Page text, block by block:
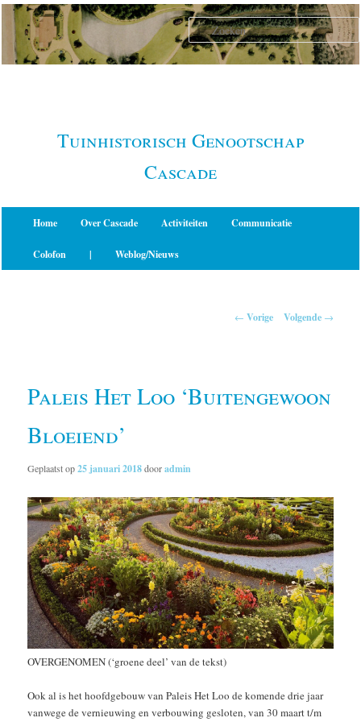
Spring
naar
primaire
Tuinhistorisch Genootschap
Cascade
Home Over Cascade Activiteiten Communicatie
Colofon | Weblog/Nieuws
← Vorige Volgende →
Paleis Het Loo ‘Buitengewoon
Bloeiend’
Geplaatst op25 januari 2018dooradmin
OVERGENOMEN (‘groene deel’ van de tekst)
Ook al is het hoofdgebouw van Paleis Het Loo de komende drie jaar
vanwege de vernieuwing en verbouwing gesloten, van 30 maart t/m